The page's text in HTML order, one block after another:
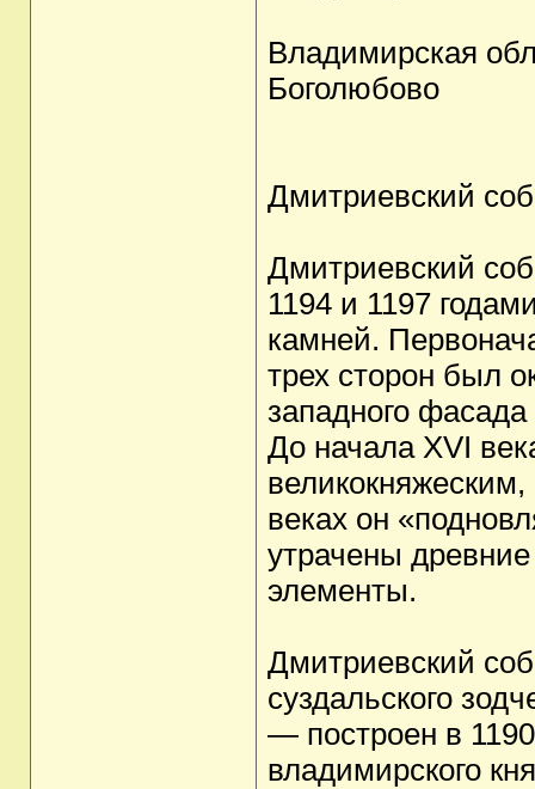
Владимирская
Боголюбово
Дмитриевский
Дмитриевский
1194 и 1197
камней.
трех сторон был
западного
До начала XVI
великокняжеским,
веках он
утрачены
элементы.
Дмитриевский
суздальского
— построен в
владимирского